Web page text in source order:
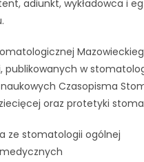
adiunkt, wykładowca i
w
Czasopisma
oraz protetyki
ze stomatologii ogólnej